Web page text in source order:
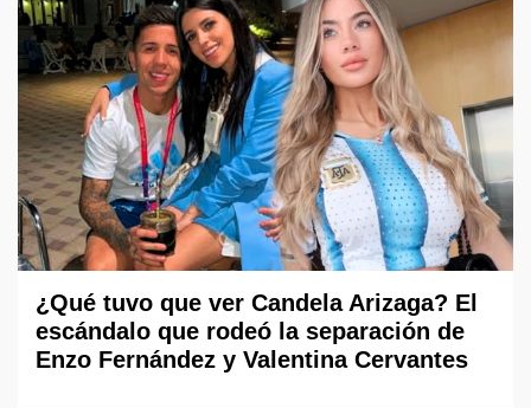
¿Qué tuvo que ver Candela Arizaga? El
escándalo que rodeó la separación de
Enzo Fernández y Valentina Cervantes